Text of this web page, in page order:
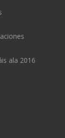
ala 2016